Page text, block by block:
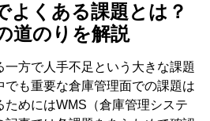
よくある課題とは？
道のりを解説
方で人手不足という大きな課題
でも重要な倉庫管理面での課題は
ためにはWMS（倉庫管理システ